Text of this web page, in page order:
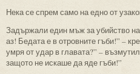
Нека се спрем само на едно от
Задържали един мъж за убийство
аз! Бедата е в отровните гъби!” –
умря от удар в главата?” –
защото не искаше да яде гъби!”